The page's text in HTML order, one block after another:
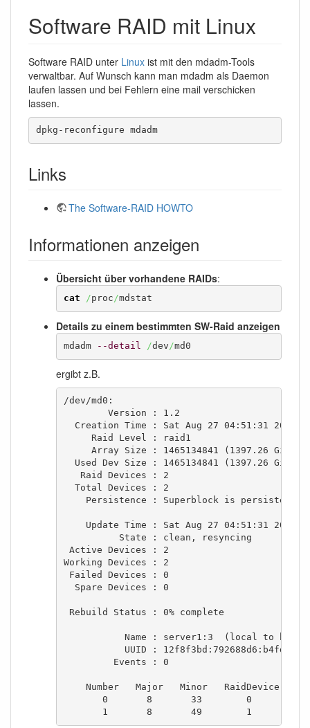
Software RAID mit Linux
Software RAID unter Linux ist mit den mdadm-Tools
verwaltbar. Auf Wunsch kann man mdadm als Daemon
laufen lassen und bei Fehlern eine mail verschicken
lassen.
dpkg-reconfigure mdadm
Links
The Software-RAID HOWTO
Informationen anzeigen
Übersicht über vorhandene RAIDs:
cat /proc/mdstat
Details zu einem bestimmten SW-Raid anzeigen
mdadm --detail /dev/md0
ergibt z.B.
/dev/md0:
        Version : 1.2
  Creation Time : Sat Aug 27 04:51:31 2011
     Raid Level : raid1
Array Size : 1465134841 (1397.26 GiB
Used Dev Size : 1465134841 (1397.26 GiB
   Raid Devices : 2
  Total Devices : 2
    Persistence : Superblock is persistent
    Update Time : Sat Aug 27 04:51:31 2011
          State : clean, resyncing
Active Devices : 2
Working Devices : 2
Failed Devices : 0
  Spare Devices : 0
Rebuild Status : 0% complete
Name : server1:3  (local to host
UUID :
         Events : 0
Number   Major   Minor   RaidDevice
0       8       33        0
1       8       49        1